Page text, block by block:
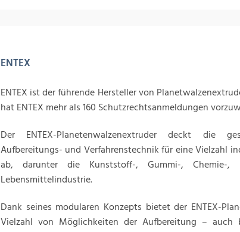
ENTEX
ENTEX ist der führende Hersteller von
hat ENTEX mehr als 160 Schutzrechtsanmeldungen
Der ENTEX-Planetenwalzenextruder deckt die
Aufbereitungs- und Verfahrenstechnik für eine Vielzahl
ab, darunter die Kunststoff-, Gummi-, Chemie-,
Lebensmittelindustrie.
Dank seines modularen Konzepts bietet der ENTEX-
Vielzahl von Möglichkeiten der Aufbereitung – auch